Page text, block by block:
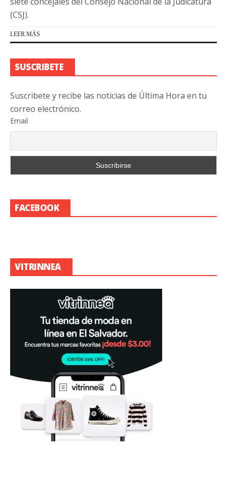
(CSJ).
LEER MÁS
SUSCRIBETE
Suscribete y recibe las noticias de Última Hora en tu
correo electrónico.
Email
FACEBOOK
VITRINNEA